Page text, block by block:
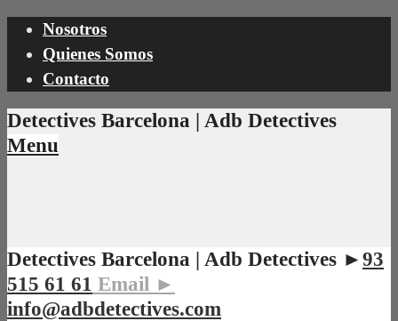
Nosotros
Quienes Somos
Contacto
Detectives Barcelona | Adb Detectives
Menu
Detectives Barcelona | Adb Detectives ► 93
515 61 61 Email ►
info@adbdetectives.com